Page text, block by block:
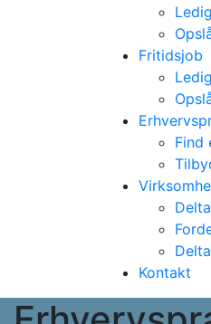
Fritidsjob
Find
Kontakt